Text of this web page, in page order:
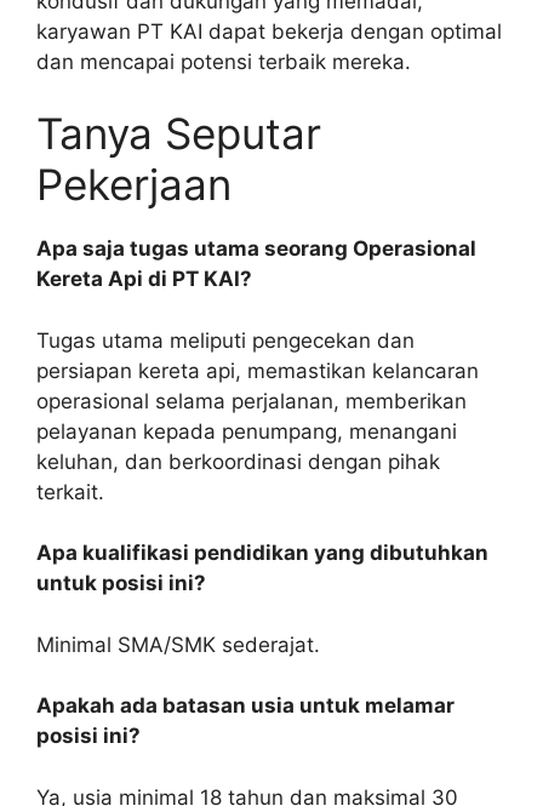
karyawan PT KAI dapat bekerja dengan optimal
dan mencapai potensi terbaik mereka.
Tanya Seputar
Pekerjaan
Apa saja tugas utama seorang Operasional
Kereta Api di PT KAI?
Tugas utama meliputi pengecekan dan
persiapan kereta api, memastikan kelancaran
operasional selama perjalanan, memberikan
pelayanan kepada penumpang, menangani
keluhan, dan berkoordinasi dengan pihak
terkait.
Apa kualifikasi pendidikan yang dibutuhkan
untuk posisi ini?
Minimal SMA/SMK sederajat.
Apakah ada batasan usia untuk melamar
posisi ini?
Ya, usia minimal 18 tahun dan maksimal 30